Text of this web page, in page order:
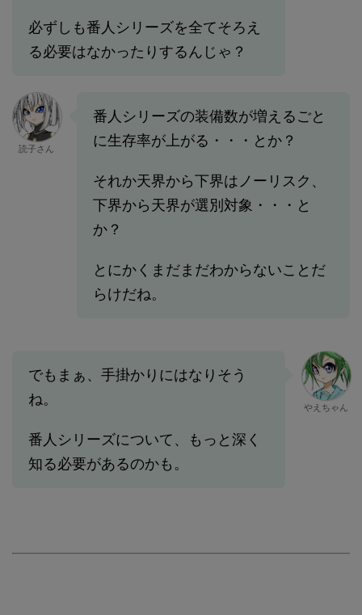
必ずしも番人シリーズを全てそろえ
る必要はなかったりするんじゃ？
読子さん
番人シリーズの装備数が増えるごと
に生存率が上がる・・・とか？
それか天界から下界はノーリスク、
下界から天界が選別対象・・・と
か？
とにかくまだまだわからないことだ
らけだね。
でもまぁ、手掛かりにはなりそう
ね。
番人シリーズについて、もっと深く
知る必要があるのかも。
やえちゃん